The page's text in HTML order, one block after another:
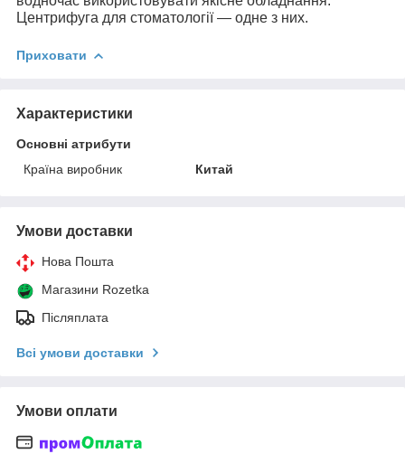
Центрифуга для стоматології — одне з них.
Приховати
Характеристики
Основні атрибути
Країна виробник
Китай
Умови доставки
Нова Пошта
Магазини Rozetka
Післяплата
Всі умови доставки
Умови оплати